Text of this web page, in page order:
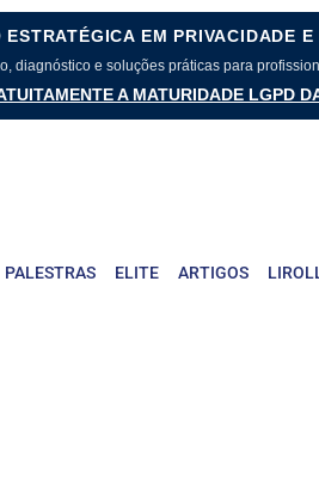
ESTRATÉGICA EM PRIVACIDADE
diagnóstico e soluções práticas para
A MATURIDADE LGPD
PALESTRAS ELITE ARTIGOS